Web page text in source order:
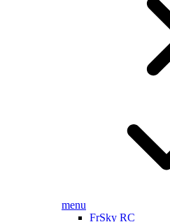
menu
FrSky RC